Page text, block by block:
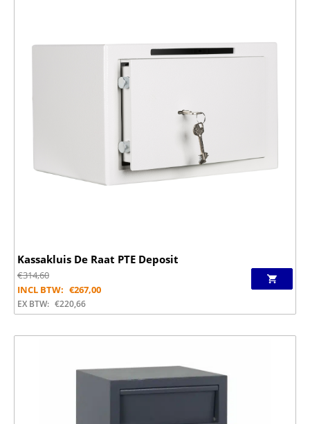
Kassakluis De Raat PTE Deposit
€314,60
INCL BTW: €267,00
EX BTW: €220,66